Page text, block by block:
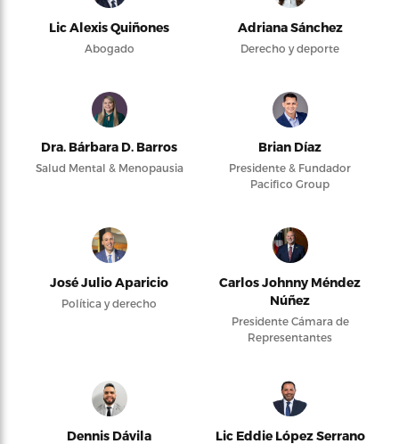
Lic Alexis Quiñones
Abogado
Adriana Sánchez
Derecho y deporte
Dra. Bárbara D. Barros
Salud Mental & Menopausia
Brian Díaz
Presidente & Fundador
Pacifico Group
José Julio Aparicio
Política y derecho
Carlos Johnny Méndez
Núñez
Presidente Cámara de
Representantes
Dennis Dávila Lic Eddie López Serrano